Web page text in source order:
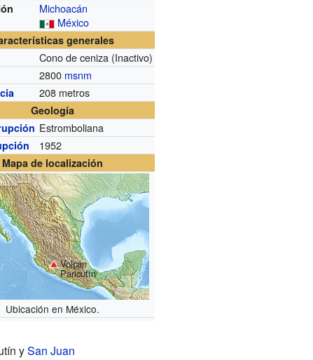
Michoacán
México
generales
Cono de ceniza (Inactivo)
2800 msnm
208 metros
Geología
Estromboliana
1952
Mapa de localización
Volcán
Paricutín
Ubicación en México.
ySan Juan